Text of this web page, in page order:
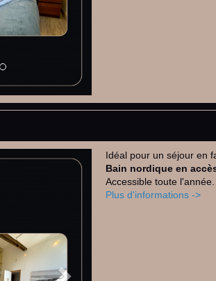
Next
Idéal pour un séjour en
Bain nordique en
Accessible toute l'année.
Plus d'informations ->